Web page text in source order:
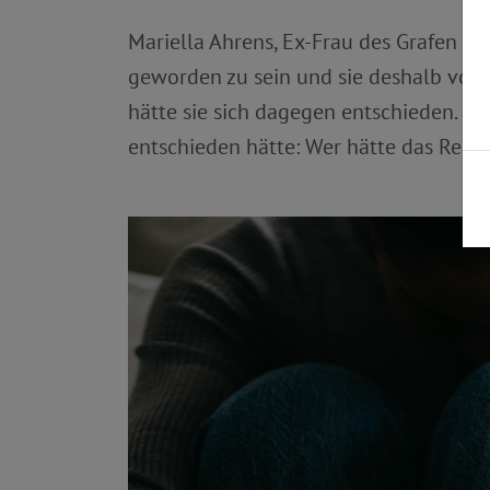
Mariella Ahrens, Ex-Frau des Grafen
geworden zu sein und sie deshalb
hätte sie sich dagegen entschieden.
entschieden hätte: Wer hätte das